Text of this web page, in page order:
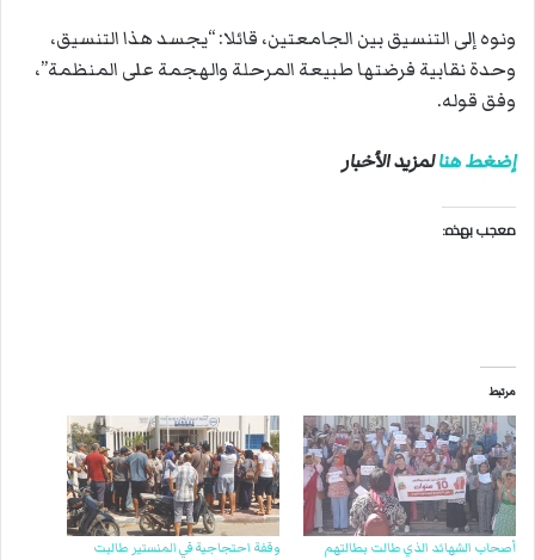
ونوه إلى التنسيق بين الجامعتين، قائلا: “يجسد هذا التنسيق،
وحدة نقابية فرضتها طبيعة المرحلة والهجمة على المنظمة”،
وفق قوله.
إضغط هنالمزيد الأخبار
معجب بهذه:
مرتبط
أصحاب الشهائد الذي طالت بطالتهم
وقفة احتجاجية في المنستير طالبت